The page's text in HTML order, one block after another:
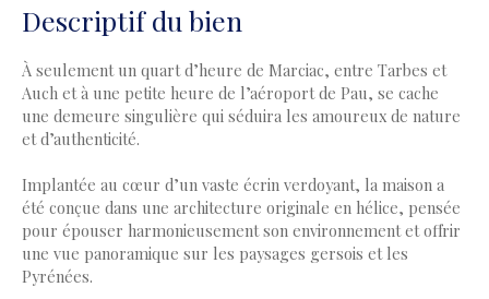
Descriptif du bien
À seulement un quart d’heure de Marciac, entre Tarbes et
Auch et à une petite heure de l’aéroport de Pau, se cache
une demeure singulière qui séduira les amoureux de nature
et d’authenticité.
Implantée au cœur d’un vaste écrin verdoyant, la maison a
été conçue dans une architecture originale en hélice, pensée
pour épouser harmonieusement son environnement et offrir
une vue panoramique sur les paysages gersois et les
Pyrénées.